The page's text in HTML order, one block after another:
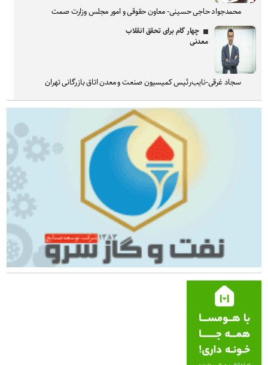
محمدجواد حاجی حسینی- معاون حقوقی و امور مجلس وزارت صمت
چهار گام برای تحقق انقلاب
معدنی
سجاد غرقی-نایب‌رئیس کمیسیون صنعت و معدن اتاق بازرگانی تهران